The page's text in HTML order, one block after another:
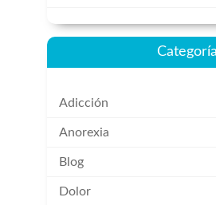
Adicción
Anorexia
Blog
Dolor